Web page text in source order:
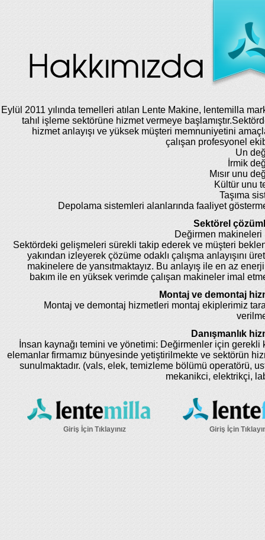
Eylül 2011 yılında temelleri atılan Lente Makine, lentemilla
tahıl işleme sektörüne hizmet vermeye
hizmet anlayışı ve yüksek müşteri memnuniyetini
çalışan profesyonel
Un
İrmik
Mısır unu
Kültür unu
Taşıma
Depolama sistemleri alanlarında faaliyet
Sektörel
Değirmen makineleri
Sektördeki gelişmeleri sürekli takip ederek ve müşteri
yakından izleyerek çözüme odaklı çalışma anlayışını
makinelere de yansıtmaktayız. Bu anlayış ile en az
bakım ile en yüksek verimde çalışan makineler imal
Montaj ve demontaj
Montaj ve demontaj hizmetleri montaj ekiplerimiz
Danışmanlık
İnsan kaynağı temini ve yönetimi: Değirmenler için gerekli
elemanlar firmamız bünyesinde yetiştirilmekte ve sektörün
sunulmaktadır. (vals, elek, temizleme bölümü operatörü,
mekanikci, elektrikçi,
Giriş İçin Tıklayınız Giriş İçin